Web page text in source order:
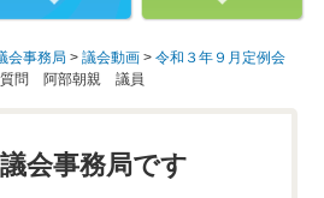
会事務局 >議会動画 >令和３年９月定例会
質問 阿部朝親 議員
会事務局です